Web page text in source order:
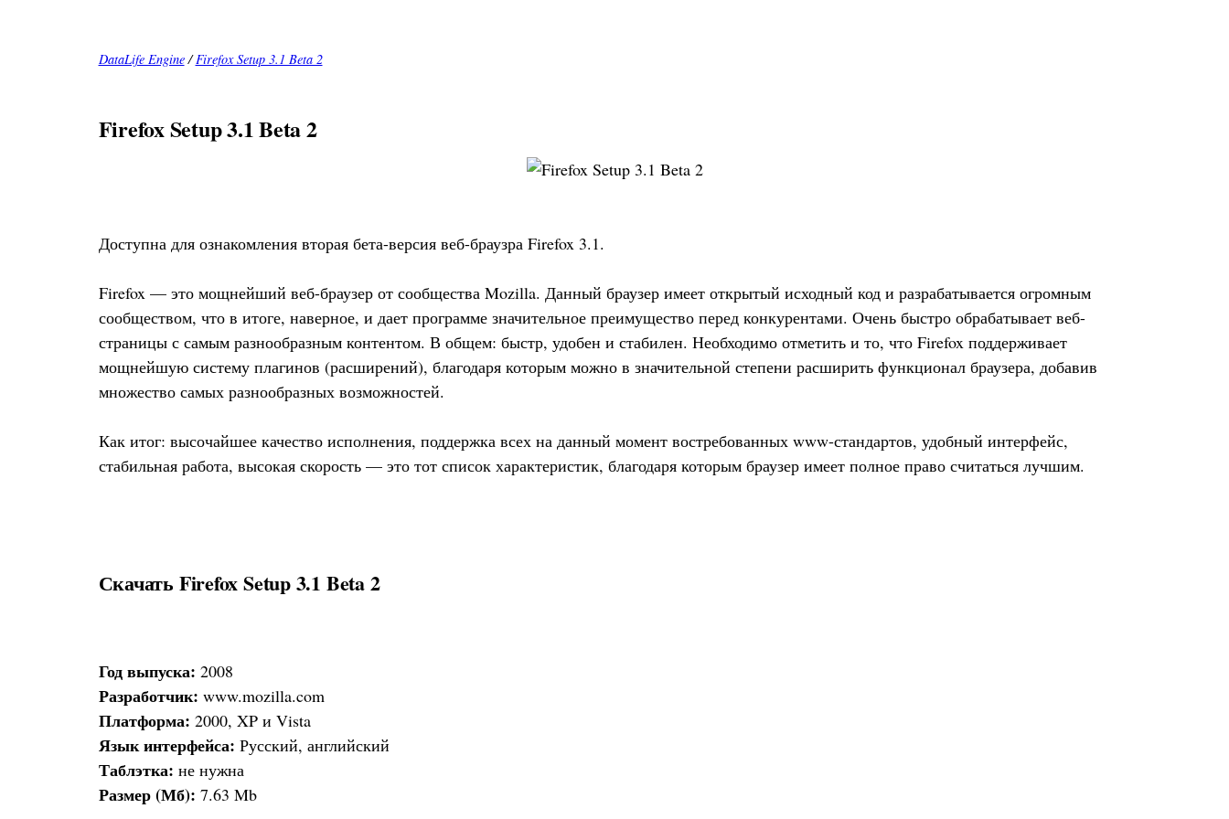
DataLife Engine/Firefox Setup 3.1 Beta 2
Firefox Setup 3.1 Beta 2
Доступна для ознакомления вторая бета-версия веб-браузра Firefox 3.1.
Firefox — это мощнейший веб-браузер от сообщества Mozilla. Данный браузер имеет открытый исходный код и разрабатывается огромным
сообществом, что в итоге, наверное, и дает программе значительное преимущество перед конкурентами. Очень быстро обрабатывает веб-
страницы с самым разнообразным контентом. В общем: быстр, удобен и стабилен. Необходимо отметить и то, что Firefox поддерживает
мощнейшую систему плагинов (расширений), благодаря которым можно в значительной степени расширить функционал браузера, добавив
множество самых разнообразных возможностей.
Как итог: высочайшее качество исполнения, поддержка всех на данный момент востребованных www-стандартов, удобный интерфейс,
стабильная работа, высокая скорость — это тот список характеристик, благодаря которым браузер имеет полное право считаться лучшим.
Скачать Firefox Setup 3.1 Beta 2
Год выпуска: 2008
Разработчик: www.mozilla.com
Платформа: 2000, XP и Vista
Язык интерфейса: Русский, английский
Таблэтка: не нужна
Размер (Мб): 7.63 Mb